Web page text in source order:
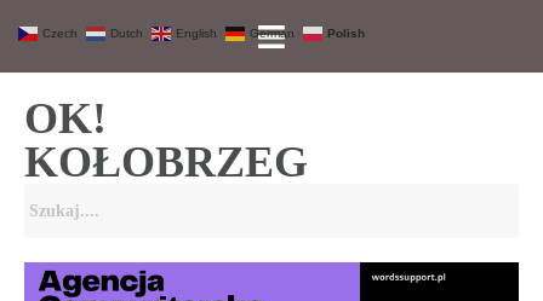
OK!
KOŁOBRZEG
Czech Dutch English German Polish